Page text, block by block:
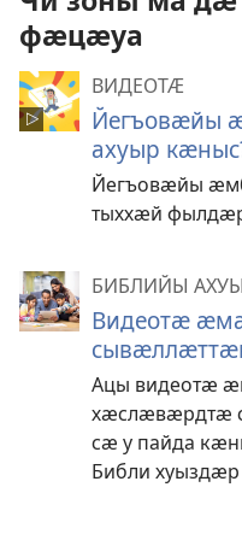
фӕцӕуа
ВИДЕОТӔ
Йегъовӕйы
ахуыр
Йегъовӕйы
тыххӕй
БИБЛИЙЫ
Видеотӕ
Ацы видеотӕ
хӕслӕвӕрдтӕ
сӕ у пайда
Библи